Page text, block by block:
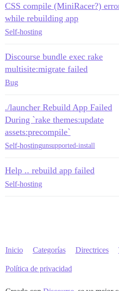
CSS compile (MiniRacer?)
while rebuilding app
Self-hosting
Discourse bundle exec rake
multisite:migrate failed
Bug
./launcher Rebuild App Failed
During `rake themes:update
assets:precompile`
Self-hostingunsupported-install
Help .. rebuild app failed
Self-hosting
Inicio Categorías Directrices
Política de privacidad